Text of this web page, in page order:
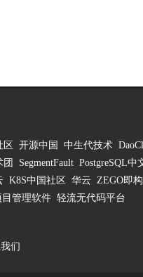
区 开源中国 中生代技术
团 SegmentFault PostgreSQL中
K8S中国社区 华云 ZEGO即
管理软件 轻流无代码平台
们